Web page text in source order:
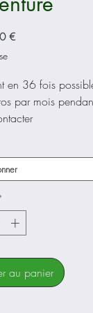
€Prix
en 36 fois
par mois
Speed Charger
mixte (Mid)
Anthracite, Vert
au panier